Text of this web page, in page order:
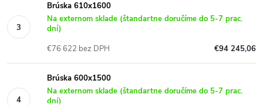
Brúska 610x1600
Na externom sklade (štandartne doručíme do 5-7 prac.
dní)
€94 245,06
€76 622 bez DPH
Brúska 600x1500
Na externom sklade (štandartne doručíme do 5-7 prac.
dní)